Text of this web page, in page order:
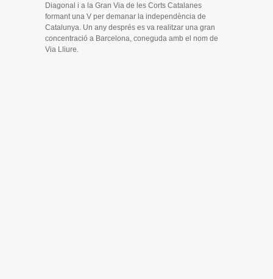
Diagonal i a la Gran Via de les Corts Catalanes
formant una V per demanar la independència de
Catalunya. Un any després es va realitzar una gran
concentració a Barcelona, coneguda amb el nom de
Via Lliure.